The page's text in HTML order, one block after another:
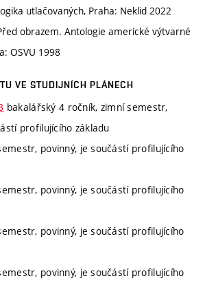
utlačovaných, Praha: Neklid 2022
obrazem. Antologie americké výtvarné
OSVU 1998
VE STUDIJNÍCH PLÁNECH
bakalářský 4 ročník, zimní semestr,
profilujícího základu
povinný, je součástí profilujícího
povinný, je součástí profilujícího
povinný, je součástí profilujícího
povinný, je součástí profilujícího